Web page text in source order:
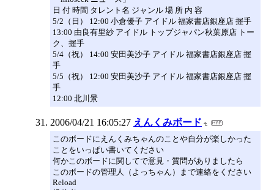
日 付 時間 タレント名 ジャンル 場 所 内 容
5/2（日） 12:00 小倉優子 アイドル 福家書店銀座店 握手
13:00 由良有里紗 アイドル トップジャパン秋葉原店 トー
ク、握手
5/4（祝） 14:00 安田美沙子 アイドル 福家書店銀座店 握
手
5/5（祝） 12:00 安田美沙子 アイドル 福家書店銀座店 握
手
12:00 北川景
2006/04/21 16:05:27 えんくみボード
このボードにえんくみちゃんのことや自分が楽しかった
ことをいっぱい書いてください
何かこのボードに関してで意見・質問がありましたら
このボードの管理人（よっちゃん）まで連絡をください
Reload